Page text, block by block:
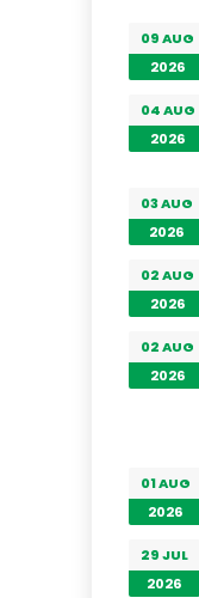
09 AUG
2026
04 AUG
2026
03 AUG
2026
02 AUG
2026
02 AUG
2026
01 AUG
2026
29 JUL
2026